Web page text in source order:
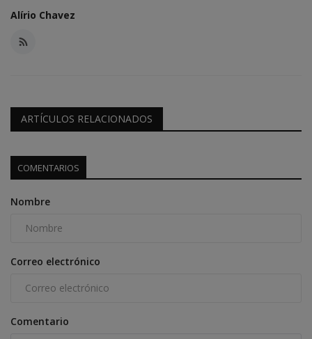
Alírio Chavez
ARTÍCULOS RELACIONADOS
COMENTARIOS
Nombre
Correo electrónico
Comentario